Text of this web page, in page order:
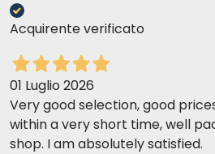
Acquirente verificato
01 Luglio 2026
Very good selection, good
within a very short time, well
shop. I am absolutely satisfied.